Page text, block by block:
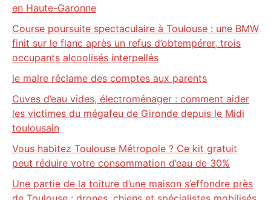
en Haute-Garonne
Course poursuite spectaculaire à Toulouse : une BMW
finit sur le flanc après un refus d’obtempérer, trois
occupants alcoolisés interpellés
le maire réclame des comptes aux parents
Cuves d’eau vides, électroménager : comment aider
les victimes du mégafeu de Gironde depuis le Midi
toulousain
Vous habitez Toulouse Métropole ? Ce kit gratuit
peut réduire votre consommation d’eau de 30%
Une partie de la toiture d’une maison s’effondre près